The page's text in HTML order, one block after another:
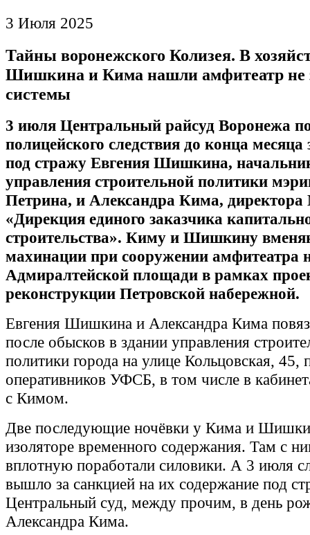
3 Июля 2025
Тайны воронежского Колизея. В
Шишкина и Кима нашли амфитеатр не
системы
3 июля Центральный райсуд Воронежа по
полицейского следствия до конца
под стражу Евгения Шишкина,
управления строительной политики
Петрина, и Александра Кима,
«Дирекция единого заказчика
строительства». Киму и Шишкину
махинации при сооружении амфитеатра
Адмиралтейской площади в рамках
реконструкции Петровской набережной.
Евгения Шишкина и Александра Кима
после обысков в здании управления
политики города на улице Кольцовская, 45,
оперативников УФСБ, в том числе в
с Кимом.
Две последующие ночёвки у Кима и
изоляторе временного содержания. Там с
вплотную поработали силовики. А 3 июля
вышло за санкцией на их содержание под
Центральный суд, между прочим, в день
Александра Кима.